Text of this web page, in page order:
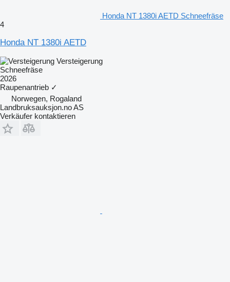
Honda NT 1380i AETD Schneefräse
4
Honda NT 1380i AETD
Versteigerung
Schneefräse
2026
Raupenantrieb ✓
Norwegen, Rogaland
Landbruksauksjon.no AS
Verkäufer kontaktieren